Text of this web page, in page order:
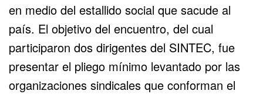
en medio del estallido social que sacude al
país. El objetivo del encuentro, del cual
participaron dos dirigentes del SINTEC, fue
presentar el pliego mínimo levantado por las
organizaciones sindicales que conforman el